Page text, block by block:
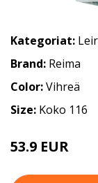
Kategoriat:
Brand: Reima
Color:Vihreä
Size: Koko 116
53.9 EUR